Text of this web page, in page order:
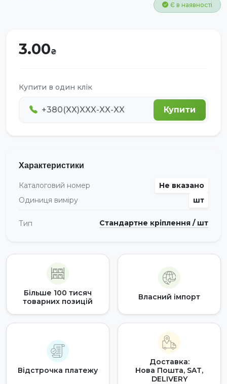
Є в наявності
3.00
Купити в один клік
Купити
Характеристики
Каталоговий номер
Не вказано
Одиниця виміру
шт
Тип Стандартне кріплення / шт
Більше 100 тисяч
товарних позицій
Власний імпорт
Відстрочка платежу
Доставка:
Нова Пошта, SAT,
DELIVERY